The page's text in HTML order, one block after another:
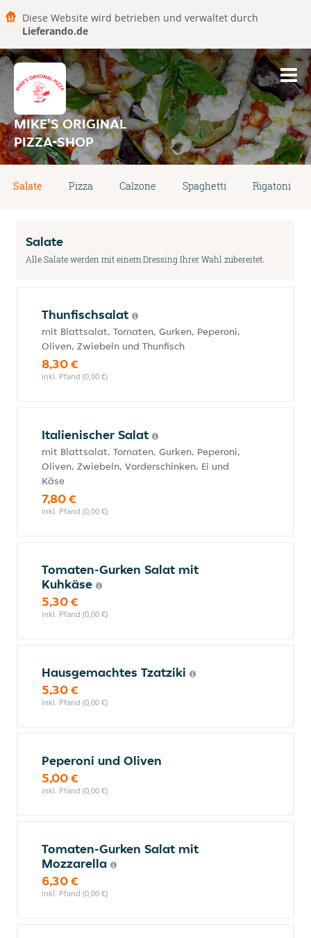
Diese Website wird betrieben und verwaltet durch
Lieferando.de
MIKE'S ORIGINAL
PIZZA-SHOP
Salate Pizza Calzone Spaghetti Rigatoni
Salate
Alle Salate werden mit einem Dressing Ihrer Wahl zubereitet.
Thunfischsalat
mit Blattsalat, Tomaten, Gurken, Peperoni,
Oliven, Zwiebeln und Thunfisch
8,30 €
inkl. Pfand (0,00 €)
Italienischer Salat
mit Blattsalat, Tomaten, Gurken, Peperoni,
Oliven, Zwiebeln, Vorderschinken, Ei und
Käse
7,80 €
inkl. Pfand (0,00 €)
Tomaten-Gurken Salat mit
Kuhkäse
5,30 €
inkl. Pfand (0,00 €)
Hausgemachtes Tzatziki
5,30 €
inkl. Pfand (0,00 €)
Peperoni und Oliven
5,00 €
inkl. Pfand (0,00 €)
Tomaten-Gurken Salat mit
Mozzarella
6,30 €
inkl. Pfand (0,00 €)